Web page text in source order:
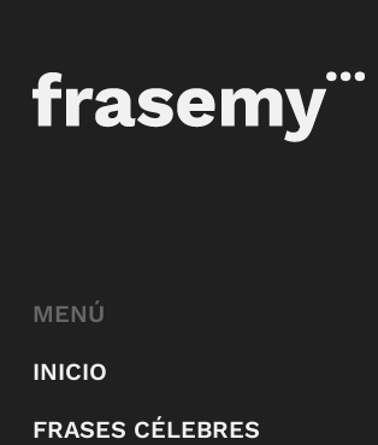
MENÚ
INICIO
FRASES CÉLEBRES